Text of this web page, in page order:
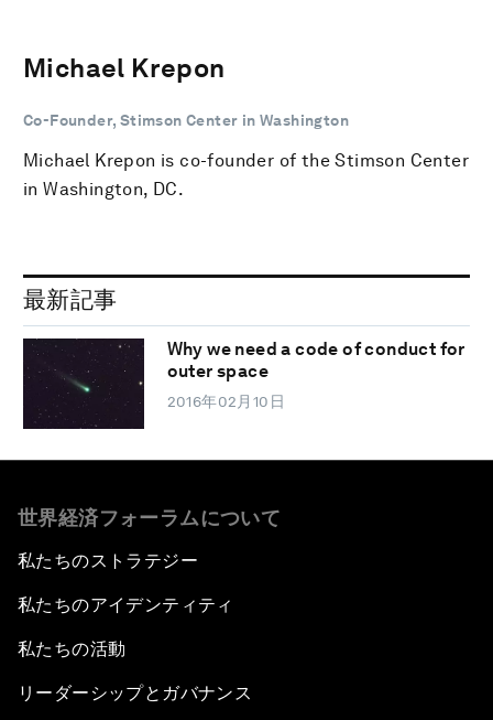
Michael Krepon
Co-Founder, Stimson Center in Washington
Michael Krepon is co-founder of the Stimson Center
in Washington, DC.
最新記事
Why we need a code of conduct for
outer space
2016年02月10日
世界経済フォーラムについて
私たちのストラテジー
私たちのアイデンティティ
私たちの活動
リーダーシップとガバナンス